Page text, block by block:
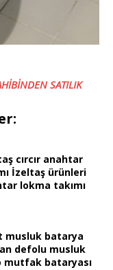
SATILIK
cırcır anahtar
İzeltaş ürünleri
lokma takımı
musluk batarya
defolu musluk
mutfak bataryası